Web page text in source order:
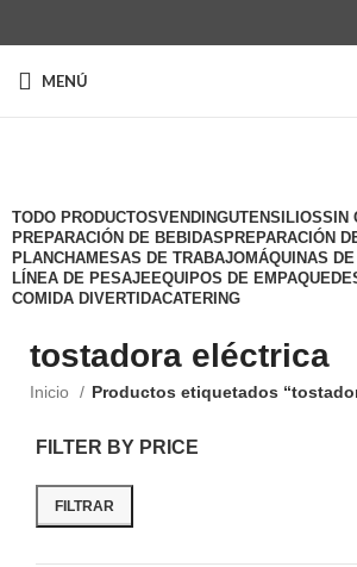
MENÚ
TODO PRODUCTOSVENDINGUTENSILIOSSIN
PREPARACIÓN DE BEBIDAS PREPARACIÓN
PLANCHAMESAS DE TRABAJOMÁQUINAS
LÍNEA DE PESAJEEQUIPOS DE EMPAQUE
COMIDA DIVERTIDACATERING
tostadora eléctrica
Inicio Productos etiquetados
FILTER BY PRICE
FILTRAR